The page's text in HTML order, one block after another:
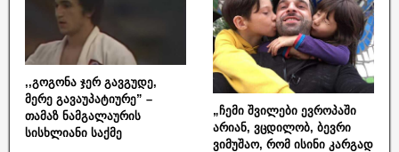
,,გოგონა ჯერ გავგუდე,
მერე გავაუპატიურე” –
თამაზ ნამგალაურის
სისხლიანი საქმე
„ჩემი შვილები ევროპაში
არიან, ვცდილობ, ბევრი
ვიმუშაო, რომ ისინი კარგად